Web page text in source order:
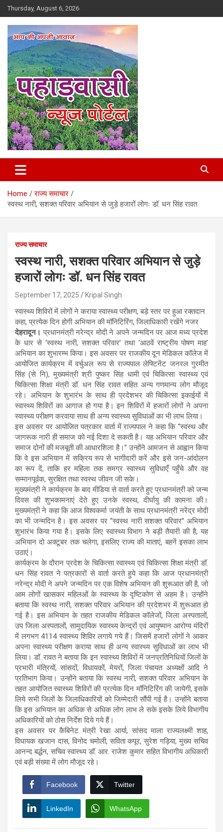
Skip
to
content
Thursday, August 6, 2026
Pahadvasi
Home
राज्य समाचार
स्वस्थ नारी, सशक्त परिवार अभियान से जुड़े हजारों लोगः डॉ. धन सिंह रावत
राज्य समाचार
स्वस्थ नारी, सशक्त परिवार अभियान से जुड़े
हजारों लोगः डॉ. धन सिंह रावत
September 17, 2025 Kripal Singh
स्वास्थ्य शिविरों में लोगों ने कराया स्वास्थ्य परीक्षण, बड़े स्तर पर हुआ रक्तदान
कहा, प्रत्येक दिन होगी अभियान की मॉनिटिरिंग, जिलाधिकारी रखेंगे नजर
देहरादून।प्रधानमंत्री नरेन्द्र मोदी ने अपने जन्मदिन पर आज मध्य प्रदेश
के धार से ‘स्वस्थ नारी, सशक्त परिवार’ तथा ‘आठवें राष्ट्रीय पोषण माह’
अभियान का शुभारम्भ किया। इस अवसर पर राजकीय दून मेडिकल कॉलेज में
आयोजित कार्यक्रम में वर्चुअल रूप से राज्यपाल लेफ्टिनेंट जनरल गुरमीत
सिंह (से नि), मुख्यमंत्री श्री पुष्कर सिंह धामी एवं चिकित्सा स्वास्थ्य एवं
चिकित्सा शिक्षा मंत्री डॉ. धन सिंह रावत सहित अन्य गणमान्य लोग मौजूद
रहे। अभियान के शुभारंभ के साथ ही प्रदेशभर की चिकित्सा इकाईयों में
स्वास्थ्य शिविरों का आगाज हो गया है। इन शिविरों में हजारों लोगों ने अपना
स्वास्थ्य परीक्षण करवाया साथ ही अन्य स्वास्थ्य सुविधाओं का भी लाभ लिया।
इस अवसर पर आयोजित पत्रकार वार्ता में राज्यपाल ने कहा कि “स्वस्थ और
जागरूक नारी ही समाज को नई दिशा दे सकती है। यह अभियान परिवार और
समाज दोनों की मजबूती की आधारशिला है।” उन्होंने आमजन से आह्वान किया
कि वे इस अभियान में सक्रिय रूप से भागीदारी करें और इसे जन-आंदोलन
का रूप दें, ताकि हर महिला तक समग्र स्वास्थ्य सुविधाएँ पहुँचे और वह
सम्मानपूर्वक, सुरक्षित तथा स्वस्थ जीवन जी सके।
मुख्यमंत्री ने कार्यक्रम के बाद मीडिया से वार्ता करते हुए प्रधानमंत्री को जन्म
दिवस की शुभकामनाएं देते हुए उनके स्वस्थ, दीर्घायु की कामना की।
मुख्यमंत्री ने कहा कि आज विश्वकर्मा जयंती के साथ प्रधानमंत्री नरेंद्र मोदी
का भी जन्मदिन है। इस अवसर पर ‘‘स्वस्थ नारी सशक्त परिवार’’ अभियान
शुभारंभ किया गया है। इसके लिए स्वास्थ्य विभाग ने बड़ी तैयारी की है, यह
अभियान दो अक्टूबर तक चलेगा, इसलिए राज्य की माताएं, बहनें इसका लाभ
उठाएं।
कार्यक्रम के दौरान प्रदेश के चिकित्सा स्वास्थ्य एवं चिकित्सा शिक्षा मंत्री डॉ.
धन सिंह रावत ने पत्रकारों से वार्ता करते हुये कहा कि आज प्रधानमंत्री
नरेन्द्र मोदी ने अपने जन्मदिन पर एक विशेष अभियान की शुरूआत की है, जो
आम लोगों खासकर महिलओं के स्वास्थ्य के दृष्टिकोण से अहम है। उन्होंने
बताया कि स्वस्थ नारी, सशक्त परिवार अभियान की प्रदेशभर में शुरूआत हो
गई है। इस अभियान के तहत राजकीय मेडिकल कॉलेजों, जिला अस्पतालों,
उप जिला अस्पतालों, सामुदायिक स्वास्थ्य केन्द्रों एवं आयुष्मान आरोग्य मंदिरों
में लगभग 4114 स्वास्थ्य शिविर लगाये गये हैं। जिसमें हजारों लोगों ने आकर
अपना स्वास्थ्य परीक्षण कराया साथ ही अन्य स्वास्थ्य सुविधाओं का लाभ भी
लिया। डॉ. रावत ने बताया कि इन स्वास्थ्य शिविरों में जनप्रतिनिधियों जिलों के
प्रभारी मंत्रियों, सांसदों, विधायकों, मेयरों, जिला पंचायत अध्यक्षों आदि ने
प्रतिभाग किया। उन्होंने बताया कि स्वस्थ नारी, सशक्त परिवार अभियान के
तहत आयोजित स्वास्थ्य शिविरों की प्रत्येक दिन मॉनिटिरिंग की जायेगी, इसके
लिये सभी जिलों के जिलाधिकारियों को जिम्मेदारी सौंपी गई है। उन्होंने बताया
कि इस अभियान का अधिक से अधिक लोग लाभ ले सके इसके लिये विभागीय
अधिकारियों को ठोस निर्देश दिये गये हैं।
इस अवसर पर कैबिनेट मंत्री रेखा आर्या, सांसद माला राज्यलक्ष्मी शाह,
विधायक खजान दास, विनोद चमोली, सविता कपूर, सुरेश गड़िया, मुख्य सचिव
आनन्द बर्द्धन, सचिव स्वास्थ्य डॉ. आर. राजेश कुमार सहित विभागीय अधिकारी
एवं बड़ी संख्या में लोग मौजूद रहे।
Facebook Twitter
LinkedIn WhatsApp